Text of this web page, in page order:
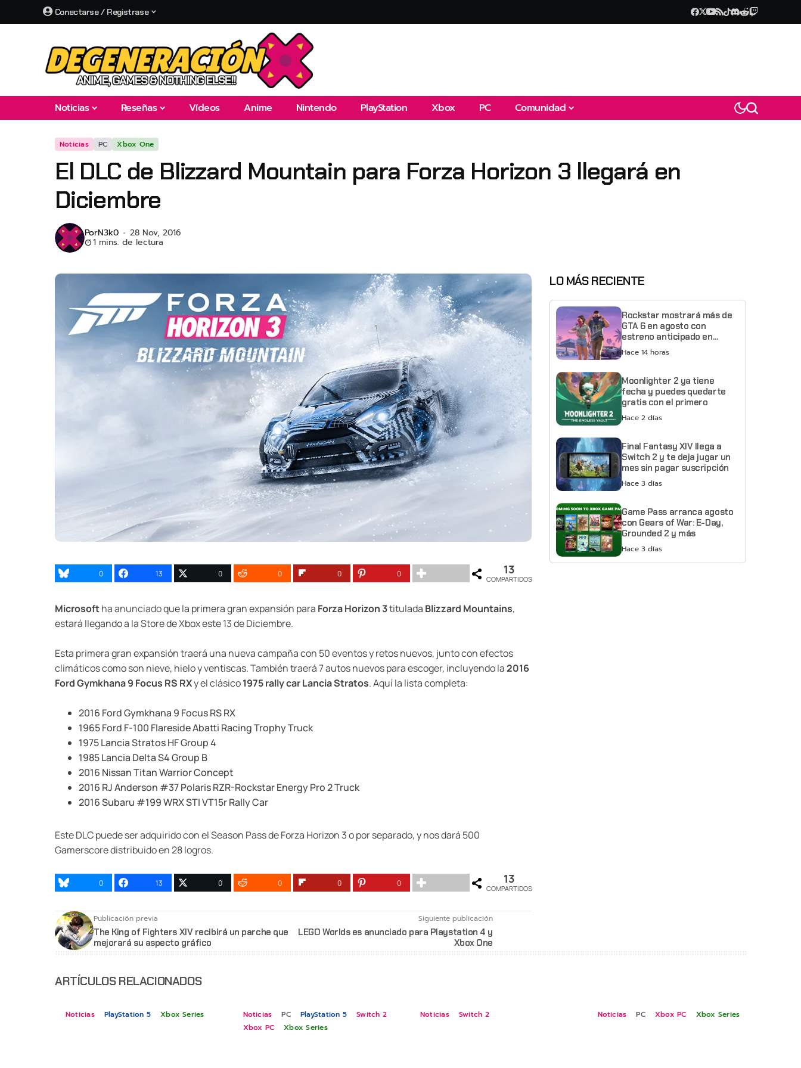
Conectarse / Registrase
Noticias Reseñas Vídeos Anime Nintendo PlayStation Xbox PC Comunidad
Noticias PC Xbox One
El DLC de Blizzard Mountain para Forza Horizon 3 llegará en
Diciembre
PorN3k0 28 Nov, 2016
1 mins. de lectura
0 13 0 0 0 0 13
COMPARTIDOS
Microsoftha anunciadoque la primera gran expansión para Forza Horizon 3titulada Blizzard Mountains,
estará llegando a la Store de Xbox este 13 de Diciembre.
Esta primera gran expansión traerá una nueva campaña con 50 eventos y retos nuevos, junto con efectos
climáticos como son nieve, hielo y ventiscas. También traerá 7 autos nuevos para escoger, incluyendo la2016
Ford Gymkhana 9 Focus RS RXy el clásico1975 rally car Lancia Stratos. Aquí la lista completa:
2016 Ford Gymkhana 9 Focus RS RX
1965 Ford F-100 Flareside Abatti Racing Trophy Truck
1975 Lancia Stratos HF Group 4
1985 Lancia Delta S4 Group B
2016 Nissan Titan Warrior Concept
2016 RJ Anderson #37 Polaris RZR-Rockstar Energy Pro 2 Truck
2016 Subaru #199 WRX STI VT15r Rally Car
Este DLC puede ser adquirido con el Season Pass de Forza Horizon 3 o por separado, y nos dará 500
Gamerscore distribuido en 28 logros.
0 13 0 0 0 0 13
COMPARTIDOS
Publicación previa
The King of Fighters XIV recibirá un parche que
mejorará su aspecto gráfico
Siguiente publicación
LEGO Worlds es anunciado para Playstation 4 y
Xbox One
LO MÁS RECIENTE
Rockstar mostrará más de
GTA 6 en agosto con
estreno anticipado en
Netflix
Hace 14 horas
Moonlighter 2 ya tiene
fecha y puedes quedarte
gratis con el primero
Hace 2 días
Final Fantasy XIV llega a
Switch 2 y te deja jugar un
mes sin pagar suscripción
Hace 3 días
Game Pass arranca agosto
con Gears of War: E-Day,
Grounded 2 y más
Hace 3 días
ARTÍCULOS RELACIONADOS
Noticias PlayStation 5 Xbox Series Noticias PC PlayStation 5
Switch 2
Xbox PC
Xbox Series
Noticias Switch 2 Noticias PC Xbox PC Xbox Series